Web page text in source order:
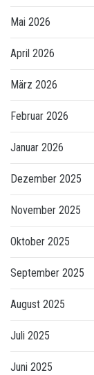
Mai 2026
April 2026
März 2026
Februar 2026
Januar 2026
Dezember 2025
November 2025
Oktober 2025
September 2025
August 2025
Juli 2025
Juni 2025